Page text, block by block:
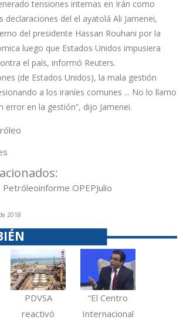
tensiones internas en Irán como
declaraciones del el ayatolá Ali Jamenei,
del presidente Hassan Rouhani por la
luego que Estados Unidos impusiera
el país, informó Reuters.
(de Estados Unidos), la mala gestión
a los iraníes comunes ... No lo llamo
error en la gestión”, dijo Jamenei.
Petróleoinforme OPEPJulio
2018
PDVSA
reactivó
“El Centro
Internacional